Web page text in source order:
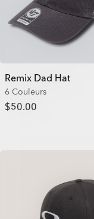
Remix Dad Hat
6 Couleurs
$50.00